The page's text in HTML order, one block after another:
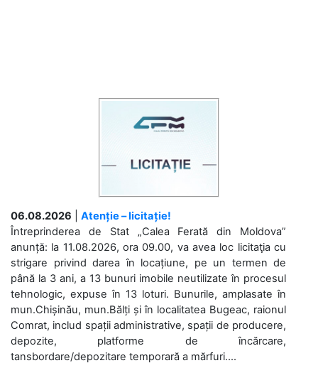
06.08.2026
Atenție – licitație!
Întreprinderea de Stat „Calea Ferată din Moldova”
anunță: la 11.08.2026, ora 09.00, va avea loc licitaţia cu
strigare privind darea în locațiune, pe un termen de
până la 3 ani, a 13 bunuri imobile neutilizate în procesul
tehnologic, expuse în 13 loturi. Bunurile, amplasate în
mun.Chișinău, mun.Bălți și în localitatea Bugeac, raionul
Comrat, includ spații administrative, spații de producere,
depozite, platforme de încărcare,
tansbordare/depozitare temporară a mărfuri....